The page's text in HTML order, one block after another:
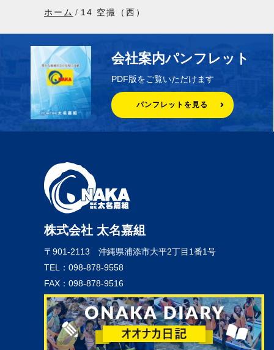
ホーム 14 空撮（西）
会社案内パンフレット
PDF版をご覧いただけます
パンフレットを見る
株式会社 太名嘉組
〒901-2113 沖縄県浦添市大平2丁目1番1号
TEL：098-878-9558
FAX：098-878-9516